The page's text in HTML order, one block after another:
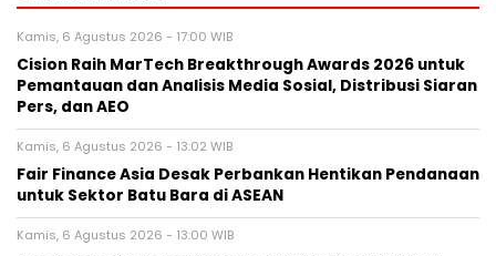
Kamis, 6 Agustus 2026 - 17:00 WIB
Cision Raih MarTech Breakthrough Awards 2026 untuk
Pemantauan dan Analisis Media Sosial, Distribusi Siaran
Pers, dan AEO
Kamis, 6 Agustus 2026 - 13:02 WIB
Fair Finance Asia Desak Perbankan Hentikan Pendanaan
untuk Sektor Batu Bara di ASEAN
Kamis, 6 Agustus 2026 - 13:00 WIB